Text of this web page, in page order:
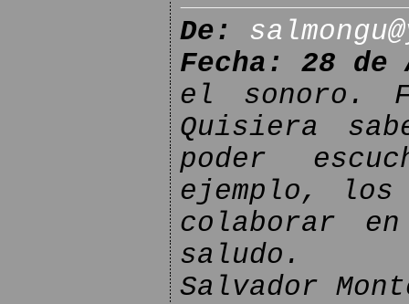
De:
Fecha: 28
el sonoro.
Quisiera
poder
ejemplo, los
colaborar
saludo.
Salvador